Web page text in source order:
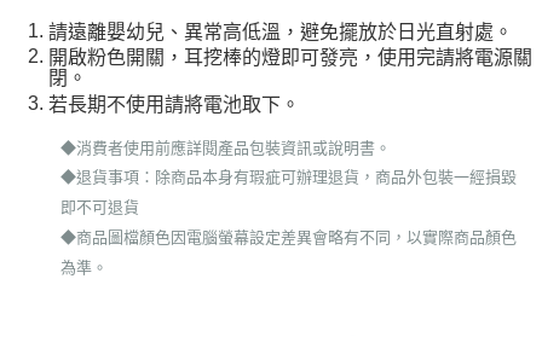
請遠離嬰幼兒、異常高低溫，避免擺放於日光直射處。
開啟粉色開關，耳挖棒的燈即可發亮，使用完請將電源關
閉。
若長期不使用請將電池取下。
◆消費者使用前應詳閱產品包裝資訊或說明書。
◆退貨事項：除商品本身有瑕疵可辦理退貨，商品外包裝一經損毀
即不可退貨
◆商品圖檔顏色因電腦螢幕設定差異會略有不同，以實際商品顏色
為準。